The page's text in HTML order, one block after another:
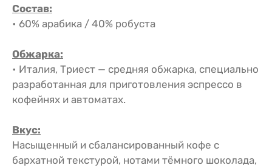
Состав:
• 60% арабика / 40% робуста
Обжарка:
• Италия, Триест — средняя обжарка, специально
разработанная для приготовления эспрессо в
кофейнях и автоматах.
Вкус:
Насыщенный и сбалансированный кофе с
бархатной текстурой, нотами тёмного шоколада,